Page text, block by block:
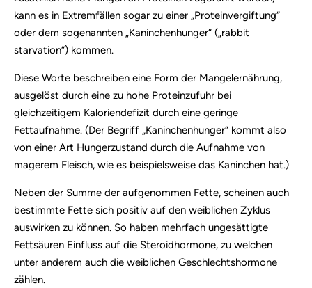
kann es in Extremfällen sogar zu einer „Proteinvergiftung“
oder dem sogenannten „Kaninchenhunger“ („rabbit
starvation“) kommen.
Diese Worte beschreiben eine Form der Mangelernährung,
ausgelöst durch eine zu hohe Proteinzufuhr bei
gleichzeitigem Kaloriendefizit durch eine geringe
Fettaufnahme. (Der Begriff „Kaninchenhunger“ kommt also
von einer Art Hungerzustand durch die Aufnahme von
magerem Fleisch, wie es beispielsweise das Kaninchen hat.)
Neben der Summe der aufgenommen Fette, scheinen auch
bestimmte Fette sich positiv auf den weiblichen Zyklus
auswirken zu können. So haben mehrfach ungesättigte
Fettsäuren Einfluss auf die Steroidhormone, zu welchen
unter anderem auch die weiblichen Geschlechtshormone
zählen.